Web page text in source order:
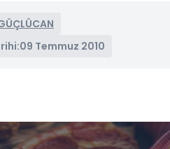
09 Temmuz 2010